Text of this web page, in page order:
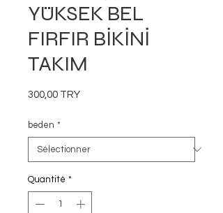
YÜKSEK BEL
FIRFIR BİKİNİ
TAKIM
300,00 TRYPrix
beden *
Quantité *